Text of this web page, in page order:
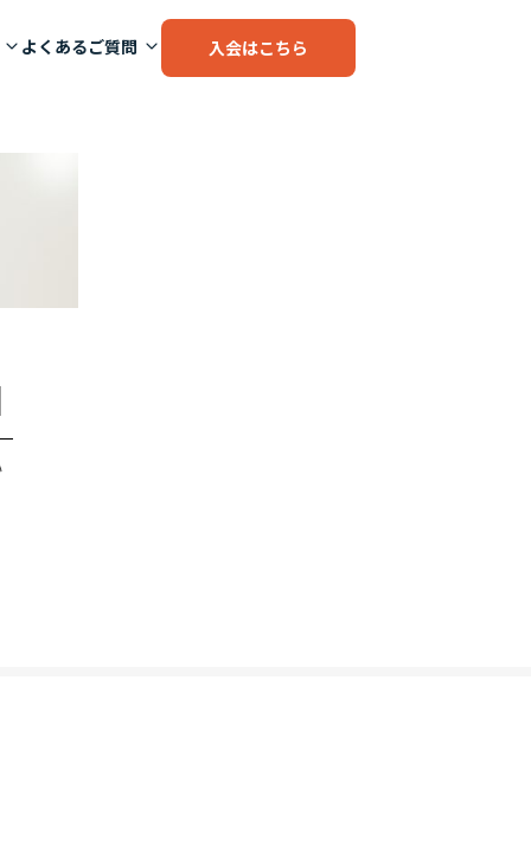
よくあるご質問 入会はこちら